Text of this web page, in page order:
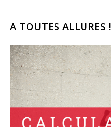
A TOUTES ALLURES !